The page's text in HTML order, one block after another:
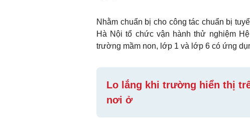
Nhằm chuẩn bị cho công tác chuẩn bị
Hà Nội tổ chức vận hành thử nghiệm
trường mầm non, lớp 1 và lớp 6 có ứng
Lo lắng khi trường hiển thị
nơi ở